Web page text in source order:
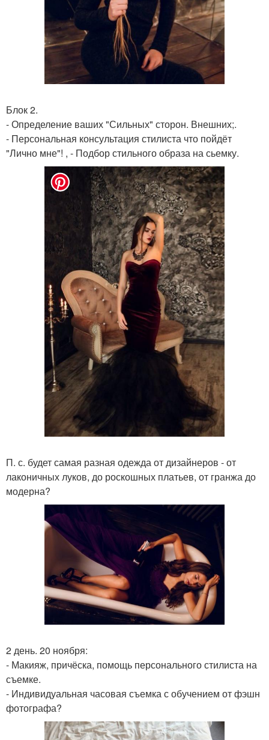
Блок 2.
- Определение ваших "Сильных" сторон. Внешних;.
- Персональная консультация стилиста что пойдёт
"Лично мне"! , - Подбор стильного образа на сьемку.
П. с. будет самая разная одежда от дизайнеров - от
лаконичных луков, до роскошных платьев, от гранжа до
модерна?
2 день. 20 ноября:
- Макияж, причёска, помощь персонального стилиста на
съемке.
- Индивидуальная часовая съемка с обучением от фэшн
фотографа?